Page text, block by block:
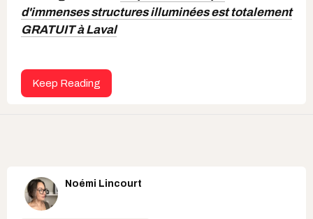
d'immenses structures illuminées est totalement
GRATUIT à Laval
Keep Reading
Noémi Lincourt